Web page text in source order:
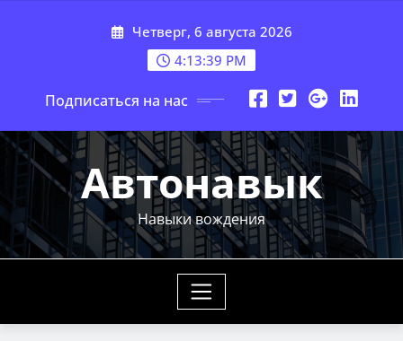
Четверг, 6 августа 2026
4:13:40 PM
Подписаться на нас
Автонавык
Навыки вождения